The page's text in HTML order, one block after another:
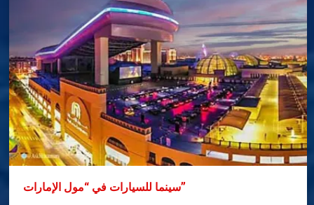
سينما للسيارات في “مول الإمارات”